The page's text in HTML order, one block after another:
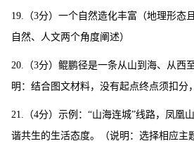
19.（3分）一个自然造化丰富（地理形态
自然、人文两个角度阐述）
20.（3分）鲲鹏径是一条从山到海、从西
明：结合图文材料，没有起点终点须扣分
21.（4分）示例：“山海连城”线路，凤凰
谐共生的生活态度。（说明：选择相应主